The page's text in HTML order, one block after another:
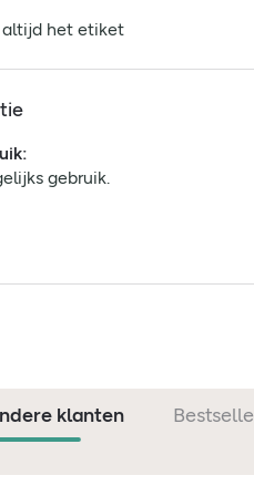
altijd het etiket
gebruik.
klanten